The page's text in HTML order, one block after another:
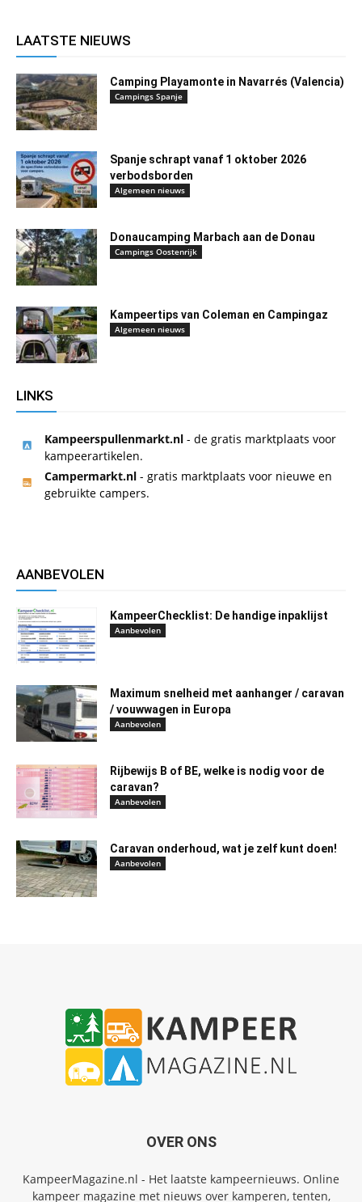
LAATSTE NIEUWS
Camping Playamonte in Navarrés (Valencia)
Campings Spanje
Spanje schrapt vanaf 1 oktober 2026
verbodsborden
Algemeen nieuws
Donaucamping Marbach aan de Donau
Campings Oostenrijk
Kampeertips van Coleman en Campingaz
Algemeen nieuws
LINKS
Kampeerspullenmarkt.nl - de gratis marktplaats voor
kampeerartikelen.
Campermarkt.nl - gratis marktplaats voor nieuwe en
gebruikte campers.
AANBEVOLEN
KampeerChecklist: De handige inpaklijst
Aanbevolen
Maximum snelheid met aanhanger / caravan
/ vouwwagen in Europa
Aanbevolen
Rijbewijs B of BE, welke is nodig voor de
caravan?
Aanbevolen
Caravan onderhoud, wat je zelf kunt doen!
Aanbevolen
OVER ONS
KampeerMagazine.nl - Het laatste kampeernieuws. Online
kampeer magazine met nieuws over kamperen, tenten,